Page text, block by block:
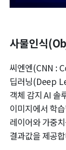
사물인식
씨엔엔(CNN :
딥러닝(Deep
객체 감지 AI 솔
이미지에서 학
레이어와 가중
결과값을 제공